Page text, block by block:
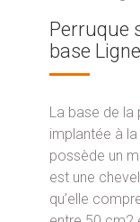
Perruque
base
La base de la
implantée à
possède un
est une
qu’elle